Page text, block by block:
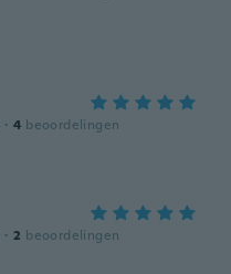
· 4 beoordelingen
· 2 beoordelingen